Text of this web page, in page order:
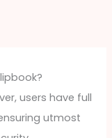
users have full
utmost